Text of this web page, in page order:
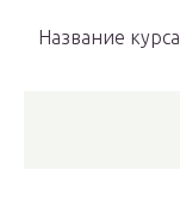
Название курса